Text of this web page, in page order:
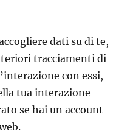
dati su di te,
tracciamenti di
con essi,
tua interazione
se hai un account